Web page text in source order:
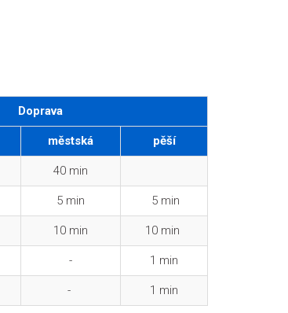
Doprava
městská pěší
40 min
5 min 5 min
10 min 10 min
- 1 min
- 1 min